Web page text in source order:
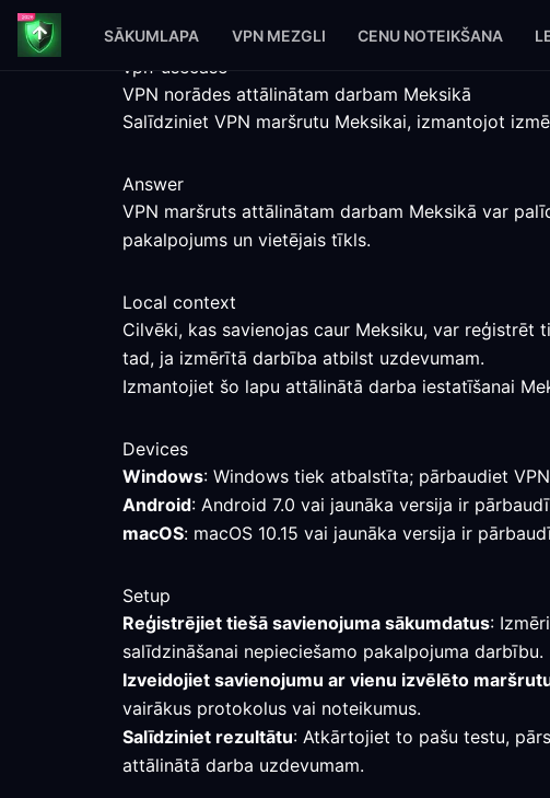
SĀKUMLAPA VPN MEZGLI CENU NOTEIKŠANA
vpn-usecase
VPN norādes attālinātam darbam Meksikā
Salīdziniet VPN maršrutu Meksikai, izmantojot
Answer
VPN maršruts attālinātam darbam Meksikā var
pakalpojums un vietējais tīkls.
Local context
Cilvēki, kas savienojas caur Meksiku, var
tad, ja izmērītā darbība atbilst uzdevumam.
Izmantojiet šo lapu attālinātā darba iestatīšanai
Devices
Windows: Windows tiek atbalstīta; pārbaudiet
Android: Android 7.0 vai jaunāka versija ir
macOS: macOS 10.15 vai jaunāka versija ir
Setup
Reģistrējiet tiešā savienojuma sākumdatus:
salīdzināšanai nepieciešamo pakalpojuma darbību.
Izveidojiet savienojumu ar vienu izvēlēto
vairākus protokolus vai noteikumus.
Salīdziniet rezultātu: Atkārtojiet to pašu testu,
attālinātā darba uzdevumam.